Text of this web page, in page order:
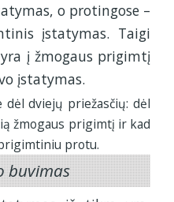
o protingose –
įstatymas. Taigi
į žmogaus prigimtį
įstatymas.
dviejų priežasčių: dėl
žmogaus prigimtį ir kad
protu.
buvimas